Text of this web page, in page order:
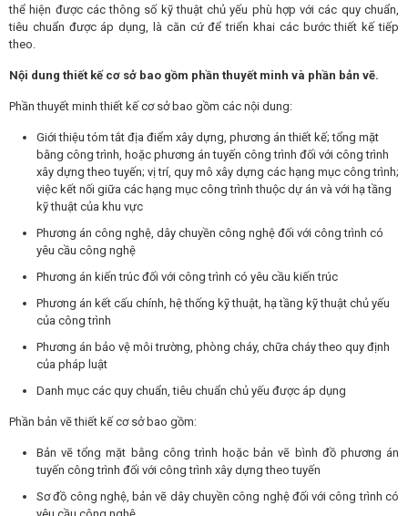
thể hiện được các thông số kỹ thuật chủ yếu phù hợp với các quy chuẩn,
tiêu chuẩn được áp dụng, là căn cứ để triển khai các bước thiết kế tiếp
theo.
Nội dung thiết kế cơ sở bao gồm phần thuyết minh và phần bản vẽ.
Phần thuyết minh thiết kế cơ sở bao gồm các nội dung:
Giới thiệu tóm tắt địa điểm xây dựng, phương án thiết kế; tổng mặt
bằng công trình, hoặc phương án tuyến công trình đối với công trình
xây dựng theo tuyến; vị trí, quy mô xây dựng các hạng mục công trình;
việc kết nối giữa các hạng mục công trình thuộc dự án và với hạ tầng
kỹ thuật của khu vực
Phương án công nghệ, dây chuyền công nghệ đối với công trình có
yêu cầu công nghệ
Phương án kiến trúc đối với công trình có yêu cầu kiến trúc
Phương án kết cấu chính, hệ thống kỹ thuật, hạ tầng kỹ thuật chủ yếu
của công trình
Phương án bảo vệ môi trường, phòng cháy, chữa cháy theo quy định
của pháp luật
Danh mục các quy chuẩn, tiêu chuẩn chủ yếu được áp dụng
Phần bản vẽ thiết kế cơ sở bao gồm:
Bản vẽ tổng mặt bằng công trình hoặc bản vẽ bình đồ phương án
tuyến công trình đối với công trình xây dựng theo tuyến
Sơ đồ công nghệ, bản vẽ dây chuyền công nghệ đối với công trình có